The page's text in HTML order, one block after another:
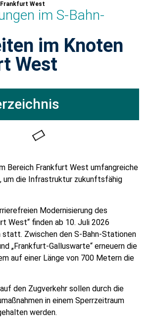
West
im S-Bahn-
im Knoten
West
Bereich Frankfurt West umfangreiche
um die Infrastruktur zukunftsfähig
Modernisierung des
West“ finden ab 10. Juli 2026
statt. Zwischen den S-Bahn-Stationen
„Frankfurt-Galluswarte“ erneuern die
auf einer Länge von 700 Metern die
den Zugverkehr sollen durch die
in einem Sperrzeitraum
werden.